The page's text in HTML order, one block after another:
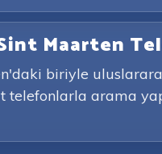
Maarten
biriyle
telefonlarla arama